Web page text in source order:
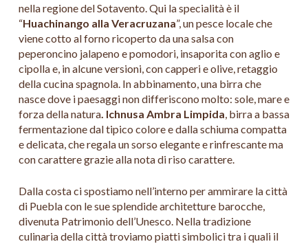
nella regione del Sotavento. Qui la specialità è il
“Huachinango alla Veracruzana”, un pesce locale che
viene cotto al forno ricoperto da una salsa con
peperoncino jalapeno e pomodori, insaporita con aglio e
cipolla e, in alcune versioni, con capperi e olive, retaggio
della cucina spagnola. In abbinamento, una birra che
nasce dove i paesaggi non differiscono molto: sole, mare e
forza della natura. Ichnusa Ambra Limpida, birra a bassa
fermentazione dal tipico colore e dalla schiuma compatta
e delicata, che regala un sorso elegante e rinfrescante ma
con carattere grazie alla nota di riso carattere.
Dalla costa ci spostiamo nell’interno per ammirare la città
di Puebla con le sue splendide architetture barocche,
divenuta Patrimonio dell’Unesco. Nella tradizione
culinaria della città troviamo piatti simbolici tra i quali il